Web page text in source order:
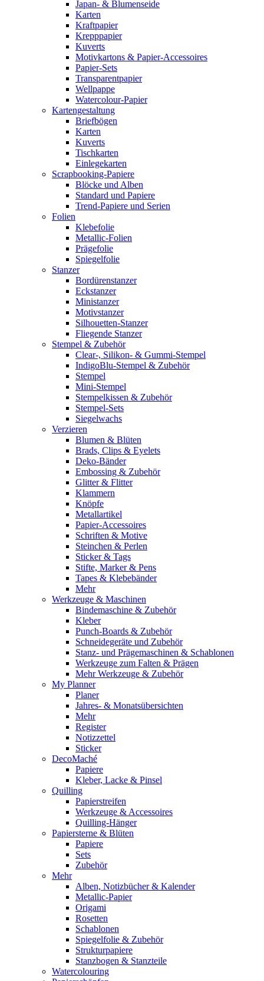
Japan- & Blumenseide
Karten
Kraftpapier
Krepppapier
Kuverts
Motivkartons & Papier-Accessoires
Papier-Sets
Transparentpapier
Wellpappe
Watercolour-Papier
Kartengestaltung
Briefbögen
Karten
Kuverts
Tischkarten
Einlegekarten
Scrapbooking-Papiere
Blöcke und Alben
Standard und Papiere
Trend-Papiere und Serien
Folien
Klebefolie
Metallic-Folien
Prägefolie
Spiegelfolie
Stanzer
Bordürenstanzer
Eckstanzer
Ministanzer
Motivstanzer
Silhouetten-Stanzer
Fliegende Stanzer
Stempel & Zubehör
Clear-, Silikon- & Gummi-Stempel
IndigoBlu-Stempel & Zubehör
Stempel
Mini-Stempel
Stempelkissen & Zubehör
Stempel-Sets
Siegelwachs
Verzieren
Blumen & Blüten
Brads, Clips & Eyelets
Deko-Bänder
Embossing & Zubehör
Glitter & Flitter
Klammern
Knöpfe
Metallartikel
Papier-Accessoires
Schriften & Motive
Steinchen & Perlen
Sticker & Tags
Stifte, Marker & Pens
Tapes & Klebebänder
Mehr
Werkzeuge & Maschinen
Bindemaschine & Zubehör
Kleber
Punch-Boards & Zubehör
Schneidegeräte und Zubehör
Stanz- und Prägemaschinen & Schablonen
Werkzeuge zum Falten & Prägen
Mehr Werkzeuge & Zubehör
My Planner
Planer
Jahres- & Monatsübersichten
Mehr
Register
Notizzettel
Sticker
DecoMaché
Papiere
Kleber, Lacke & Pinsel
Quilling
Papierstreifen
Werkzeuge & Accessoires
Quilling-Hänger
Papiersterne & Blüten
Papiere
Sets
Zubehör
Mehr
Alben, Notizbücher & Kalender
Metallic-Papier
Origami
Rosetten
Schablonen
Spiegelfolie & Zubehör
Strukturpapiere
Stanzbogen & Stanzteile
Watercolouring